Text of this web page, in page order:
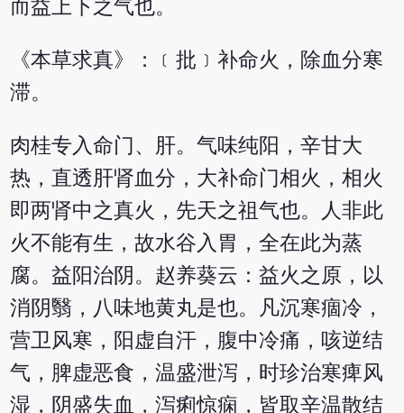
而益上下之气也。
《本草求真》：﹝批﹞补命火，除血分寒
滞。
肉桂专入命门、肝。气味纯阳，辛甘大
热，直透肝肾血分，大补命门相火，相火
即两肾中之真火，先天之祖气也。人非此
火不能有生，故水谷入胃，全在此为蒸
腐。益阳治阴。赵养葵云：益火之原，以
消阴翳，八味地黄丸是也。凡沉寒痼冷，
营卫风寒，阳虚自汗，腹中冷痛，咳逆结
气，脾虚恶食，温盛泄泻，时珍治寒痺风
湿，阴盛失血，泻痢惊痫，皆取辛温散结